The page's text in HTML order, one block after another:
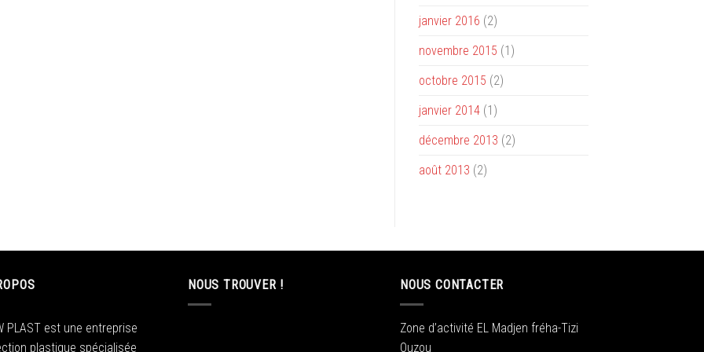
janvier 2016 (2)
novembre 2015 (1)
octobre 2015 (2)
janvier 2014(1)
décembre 2013 (2)
août 2013 (2)
PLAST est une entreprise
plastique spécialisée
NOUS TROUVER ! NOUS CONTACTER
Zone d’activité EL Madjen fréha-Tizi
Ouzou